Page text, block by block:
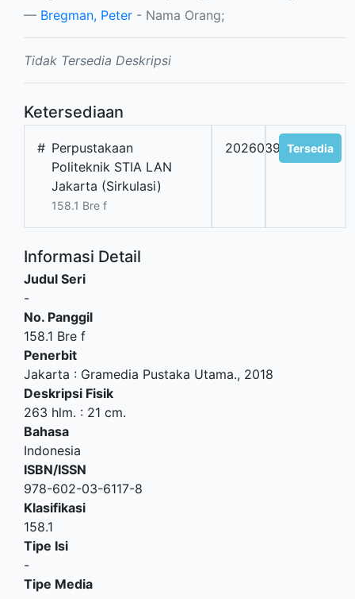
Bregman, Peter - Nama Orang;
Tidak Tersedia Deskripsi
Ketersediaan
# Perpustakaan
Politeknik STIA LAN
Jakarta (Sirkulasi)
158.1 Bre f
2026039515Tersedia
Informasi Detail
Judul Seri
-
No. Panggil
158.1 Bre f
Penerbit
Jakarta : Gramedia Pustaka Utama., 2018
Deskripsi Fisik
263 hlm. : 21 cm.
Bahasa
Indonesia
ISBN/ISSN
978-602-03-6117-8
Klasifikasi
158.1
Tipe Isi
-
Tipe Media